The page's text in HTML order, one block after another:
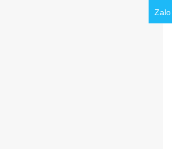
Zalo